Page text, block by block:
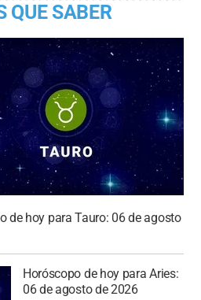
QUE SABER
de hoy para Tauro: 06 de agosto
Horóscopo de hoy para Aries:
06 de agosto de 2026